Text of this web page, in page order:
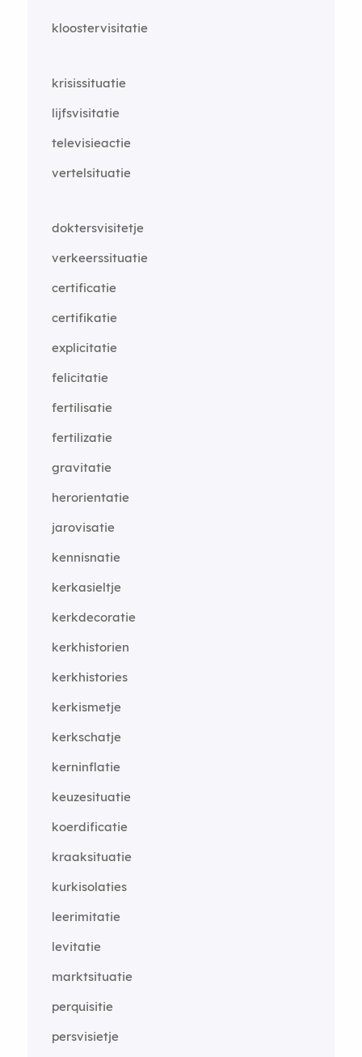
kloostervisitatie
krisissituatie
lijfsvisitatie
televisieactie
vertelsituatie
doktersvisitetje
verkeerssituatie
certificatie
certifikatie
explicitatie
felicitatie
fertilisatie
fertilizatie
gravitatie
herorientatie
jarovisatie
kennisnatie
kerkasieltje
kerkdecoratie
kerkhistorien
kerkhistories
kerkismetje
kerkschatje
kerninflatie
keuzesituatie
koerdificatie
kraaksituatie
kurkisolaties
leerimitatie
levitatie
marktsituatie
perquisitie
persvisietje